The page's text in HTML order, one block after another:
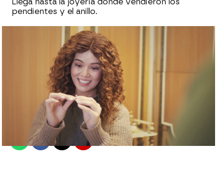
pendientes y el anillo.
antena3.com
Madrid
Publicado:01 de junio de 2021, 23:29
WhatsappFacebook
X Flipboard